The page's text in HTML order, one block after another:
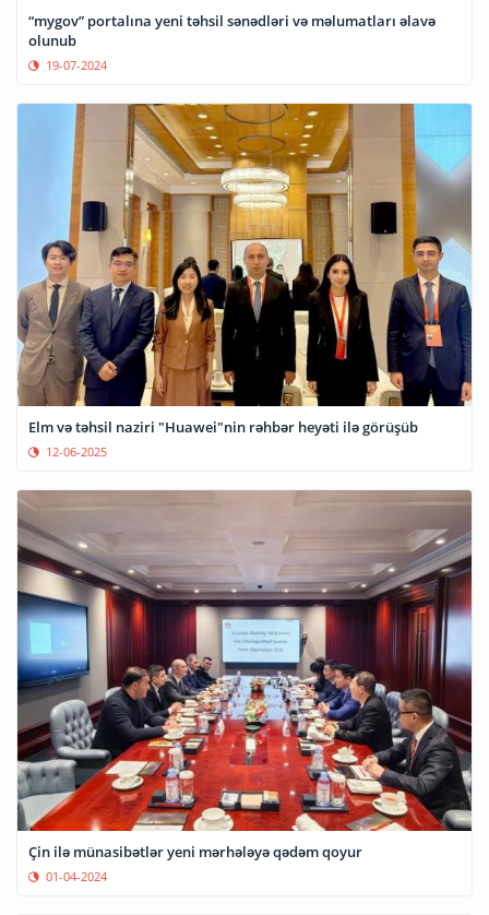
“mygov” portalına yeni təhsil sənədləri və məlumatları əlavə
olunub
19-07-2024
Elm və təhsil naziri "Huawei"nin rəhbər heyəti ilə görüşüb
12-06-2025
Çin ilə münasibətlər yeni mərhələyə qədəm qoyur
01-04-2024